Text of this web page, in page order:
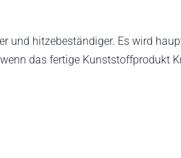
hitzebeständiger. Es wird
das fertige Kunststoffprodukt